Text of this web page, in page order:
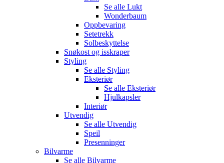
Se alle Lukt
Wonderbaum
Oppbevaring
Setetrekk
Solbeskyttelse
Snøkost og isskraper
Styling
Se alle Styling
Eksteriør
Se alle Eksteriør
Hjulkapsler
Interiør
Utvendig
Se alle Utvendig
Speil
Presenninger
Bilvarme
Se alle Bilvarme